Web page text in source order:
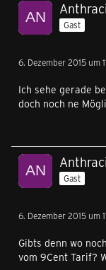
Gast
6. Dezember 2015 um
Ich sehe gerade
doch noch ne
Gast
6. Dezember 2015 um
Gibts denn wo
vom 9Cent Tarif?